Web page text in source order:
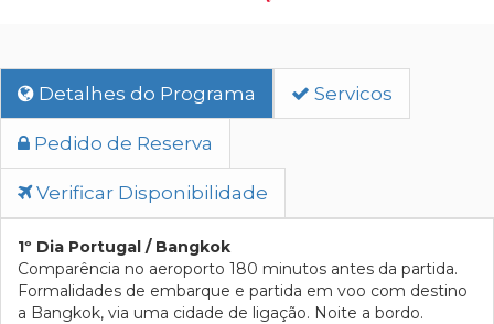
Detalhes do Programa Servicos
Pedido de Reserva
Verificar Disponibilidade
1º Dia Portugal / Bangkok
Comparência no aeroporto 180 minutos antes da partida.
Formalidades de embarque e partida em voo com destino
a Bangkok, via uma cidade de ligação. Noite a bordo.